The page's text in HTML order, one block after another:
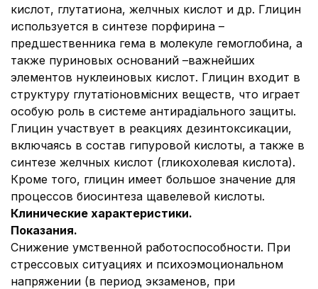
кислот, глутатиона, желчных кислот и др. Глицин
используется в синтезе порфирина –
предшественника гема в молекуле гемоглобина, а
также пуриновых оснований –важнейших
элементов нуклеиновых кислот. Глицин входит в
структуру глутатіоновмісних веществ, что играет
особую роль в системе антирадіального защиты.
Глицин участвует в реакциях дезинтоксикации,
включаясь в состав гипуровой кислоты, а также в
синтезе желчных кислот (гликохолевая кислота).
Кроме того, глицин имеет большое значение для
процессов биосинтеза щавелевой кислоты.
Клинические характеристики.
Показания.
Снижение умственной работоспособности. При
стрессовых ситуациях и психоэмоциональном
напряжении (в период экзаменов, при